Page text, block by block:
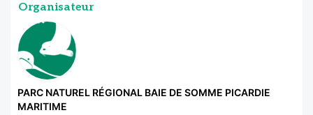
Organisateur
PARC NATUREL RÉGIONAL BAIE DE SOMME PICARDIE
MARITIME